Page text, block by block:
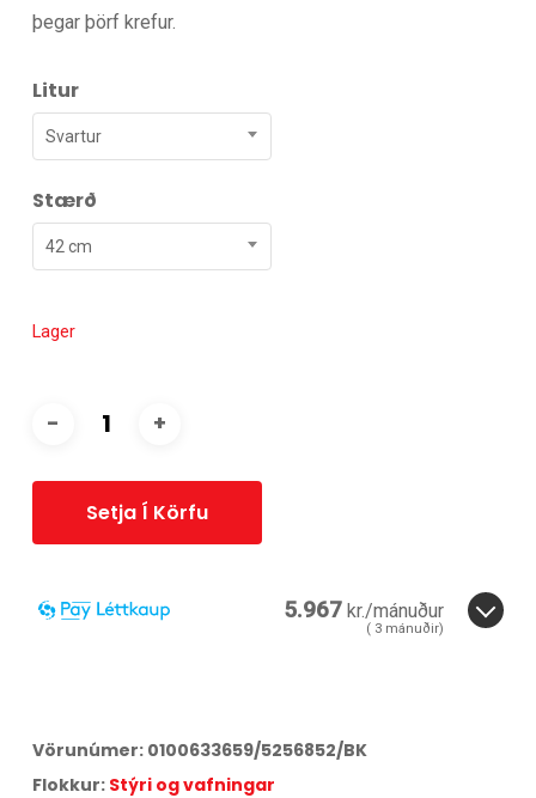
þegar þörf krefur.
Litur
Svartur
Stærð
42 cm
Lager
Setja Í Körfu
5.967 kr./mánuður
( 3 mánuðir)
Miðað við greiðslur á17,25% vöxtum.
95
kr. færslugjald á mánuði.
Árleg hlutfallstala kostnaður:42,75%.
Vörunúmer: 0100633659/5256852/BK
Flokkur: Stýri og vafningar